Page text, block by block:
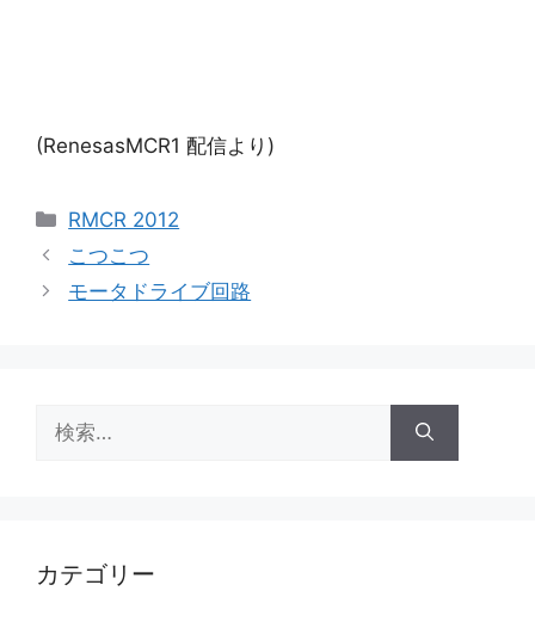
(RenesasMCR1 配信より)
カ
テ
リ
RMCR 2012
こつこつ
モータドライブ回路
索:
カテゴリー